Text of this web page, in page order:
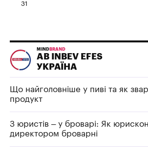
31
MIND BRAND
AB INBEV EFES
УКРАЇНА
Що найголовніше у пиві та як
продукт
З юристів – у броварі: Як
директором броварні